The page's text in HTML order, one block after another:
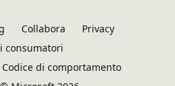
Collabora
Privacy
consumatori
Codice di comportamento